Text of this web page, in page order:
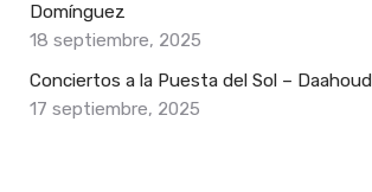
Domínguez
18 septiembre, 2025
Conciertos a la Puesta del Sol –
17 septiembre, 2025